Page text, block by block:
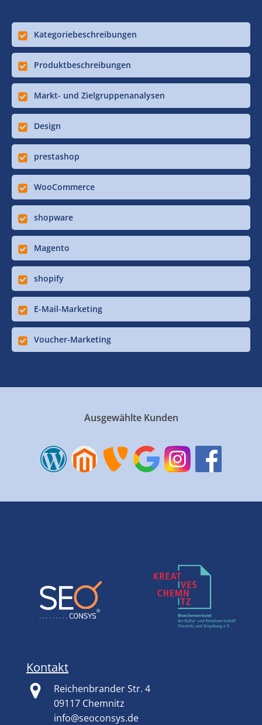
Kategoriebeschreibungen
Produktbeschreibungen
Markt- und Zielgruppenanalysen
Design
prestashop
WooCommerce
shopware
Magento
shopify
E-Mail-Marketing
Voucher-Marketing
Ausgewählte Kunden
Kontakt
Reichenbrander Str. 4
09117 Chemnitz
info@seoconsys.de